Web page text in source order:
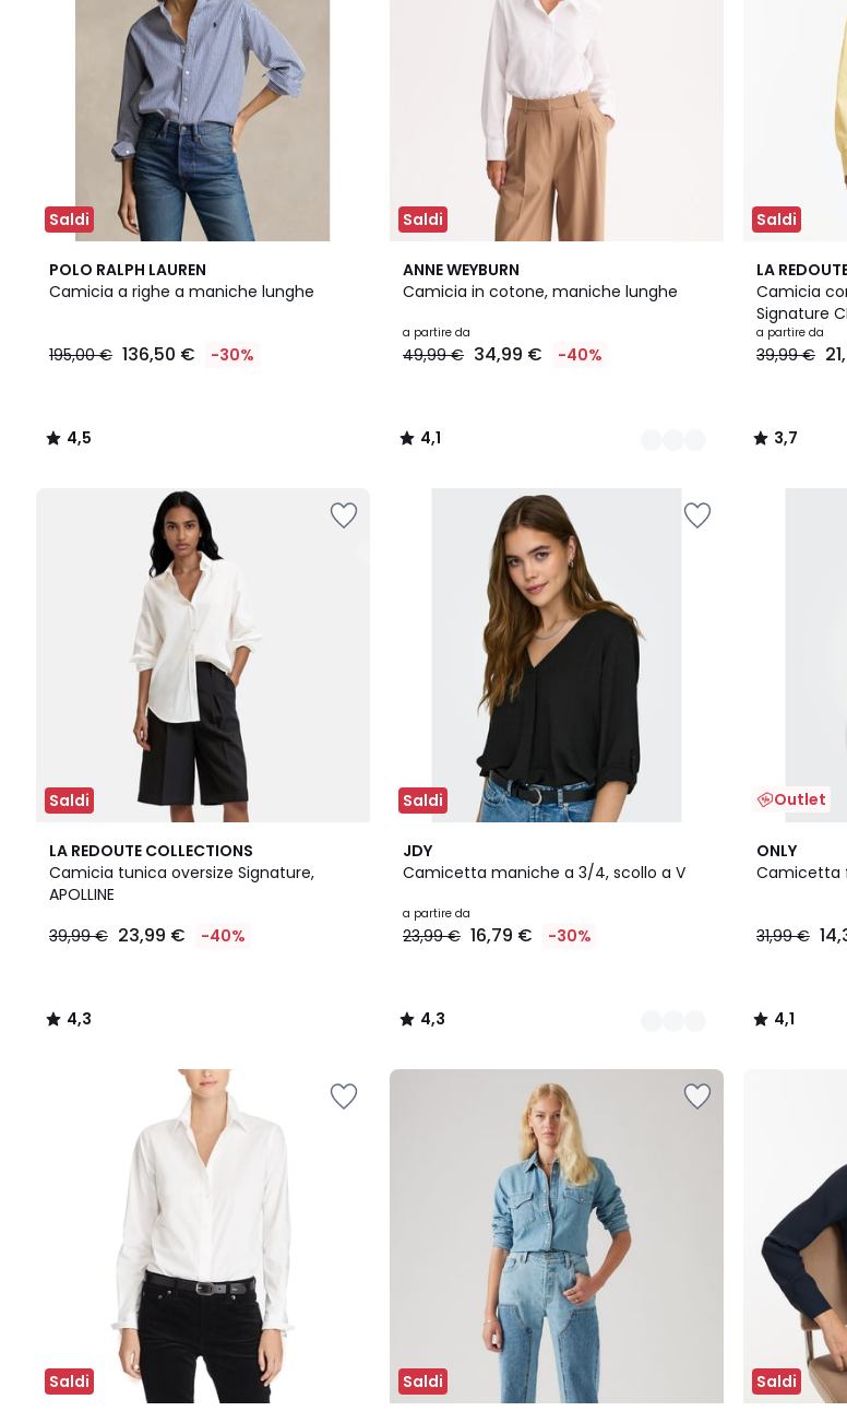
Saldi
POLO RALPH LAUREN
Camicia a righe a maniche lunghe
195,00 € 136,50 € -30%
4,5
/ 5
4,5
/
Saldi
ANNE WEYBURN
Camicia in cotone, maniche lunghe
a partire da
49,99 € 34,99 € -40%
4,1
/ 5
2
Colori
4,1
/
Saldi
LA
Camicia
Signature
a partire da
39,99 €
3,7
/ 5
2
Colori
3,7
/
Saldi
LA REDOUTE COLLECTIONS
Camicia tunica oversize Signature,
APOLLINE
39,99 € 23,99 € -40%
4,3
/ 5
4,3
/
Saldi
JDY
Camicetta maniche a 3/4, scollo a V
a partire da
23,99 € 16,79 € -30%
4,3
/ 5
4
Colori
4,3
/
Outlet
ONLY
Camicetta
31,99 €
4,1
/ 5
4,1
/
Saldi Saldi Saldi